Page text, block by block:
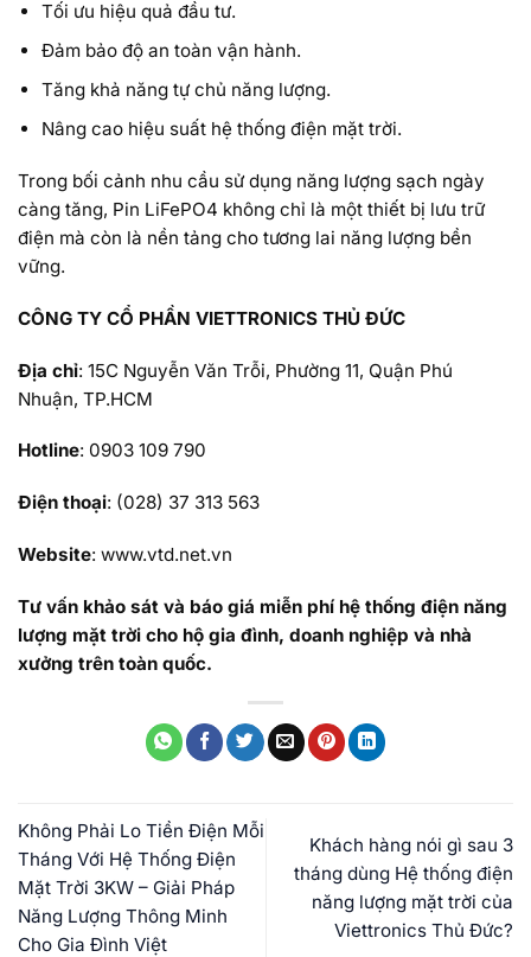
Tối ưu hiệu quả đầu tư.
Đảm bảo độ an toàn vận hành.
Tăng khả năng tự chủ năng lượng.
Nâng cao hiệu suất hệ thống điện mặt trời.
Trong bối cảnh nhu cầu sử dụng năng lượng sạch ngày
càng tăng, Pin LiFePO4 không chỉ là một thiết bị lưu trữ
điện mà còn là nền tảng cho tương lai năng lượng bền
vững.
CÔNG TY CỔ PHẦN VIETTRONICS THỦ ĐỨC
Địa chỉ: 15C Nguyễn Văn Trỗi, Phường 11, Quận Phú
Nhuận, TP.HCM
Hotline: 0903 109 790
Điện thoại: (028) 37 313 563
Website: www.vtd.net.vn
Tư vấn khảo sát và báo giá miễn phí hệ thống điện năng
lượng mặt trời cho hộ gia đình, doanh nghiệp và nhà
xưởng trên toàn quốc.
Không Phải Lo Tiền Điện Mỗi
Tháng Với Hệ Thống Điện
Mặt Trời 3KW – Giải Pháp
Năng Lượng Thông Minh
Cho Gia Đình Việt
Khách hàng nói gì sau 3
tháng dùng Hệ thống điện
năng lượng mặt trời của
Viettronics Thủ Đức?